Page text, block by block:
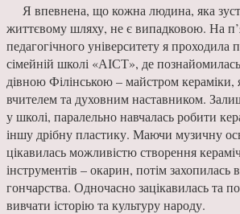
Я впевнена, що кожна людина, яка
життєвому шляху, не є випадковою. На
педагогічного університету я проходила
сімейній школі «АІСТ», де
дівною Філінською – майстром кераміки,
вчителем та духовним наставником.
у школі, паралельно навчалась робити
іншу дрібну пластику. Маючи музичну
цікавилась можливістю створення
інструментів – окарин, потім захопилась
гончарства. Одночасно зацікавилась та
вивчати істо­рію та культуру народу.